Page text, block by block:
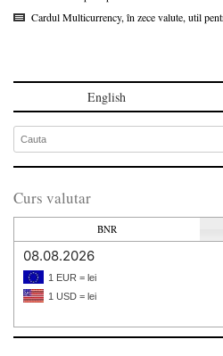
Cardul Multicurrency, în zece valute, util
English
Curs valutar
BNR
08.08.2026
1 EUR = lei
1 USD = lei